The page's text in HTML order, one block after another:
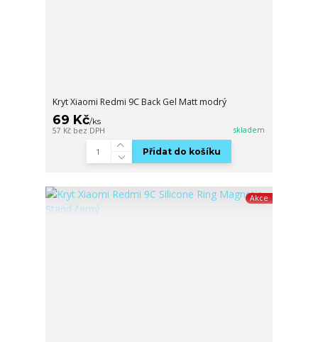
Kryt Xiaomi Redmi 9C Back Gel Matt modrý
69 Kč/ks
57 Kč bez DPH skladem
Přidat do košíku
Akce